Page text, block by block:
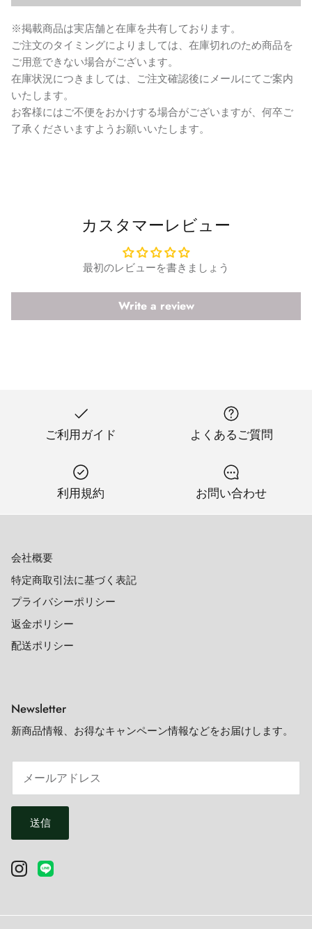
※掲載商品は実店舗と在庫を共有しております。
ご注文のタイミングによりましては、在庫切れのため商品を
ご用意できない場合がございます。
在庫状況につきましては、ご注文確認後にメールにてご案内
いたします。
お客様にはご不便をおかけする場合がございますが、何卒ご
了承くださいますようお願いいたします。
カスタマーレビュー
最初のレビューを書きましょう
Write a review
ご利用ガイド よくあるご質問
利用規約 お問い合わせ
会社概要
特定商取引法に基づく表記
プライバシーポリシー
返金ポリシー
配送ポリシー
Newsletter
新商品情報、お得なキャンペーン情報などをお届けします。
送信